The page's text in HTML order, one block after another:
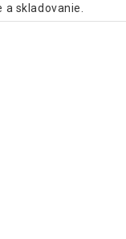
skladovanie.